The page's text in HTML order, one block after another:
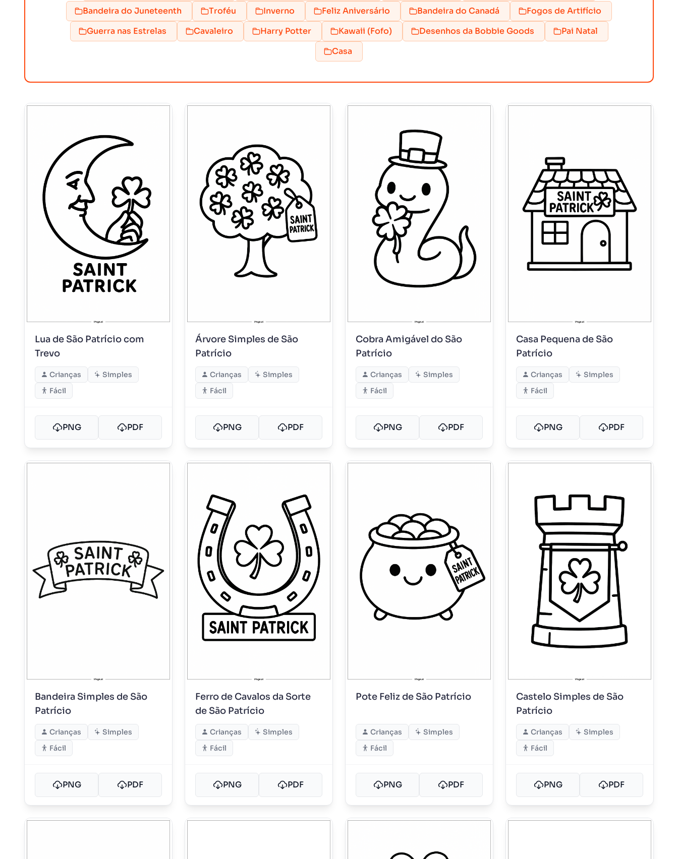
Bandeira do Juneteenth
Troféu Inverno Feliz Aniversário Bandeira do Canadá
Fogos de Artifício
Guerra nas Estrelas
Cavaleiro Harry Potter Kawaii (Fofo) Desenhos da Bobbie Goods
Pai Natal
Casa
Lua de São Patrício com
Trevo
Crianças
Simples
Fácil
PNG PDF
Árvore Simples de São
Patrício
Crianças
Simples
Fácil
PNG PDF
Cobra Amigável do São
Patrício
Crianças
Simples
Fácil
PNG PDF
Casa Pequena de São
Patrício
Crianças
Simples
Fácil
PNG PDF
Bandeira Simples de São
Patrício
Crianças
Simples
Fácil
PNG PDF
Ferro de Cavalos da Sorte
de São Patrício
Crianças
Simples
Fácil
PNG PDF
Pote Feliz de São Patrício
Crianças
Simples
Fácil
PNG PDF
Castelo Simples de São
Patrício
Crianças
Simples
Fácil
PNG PDF